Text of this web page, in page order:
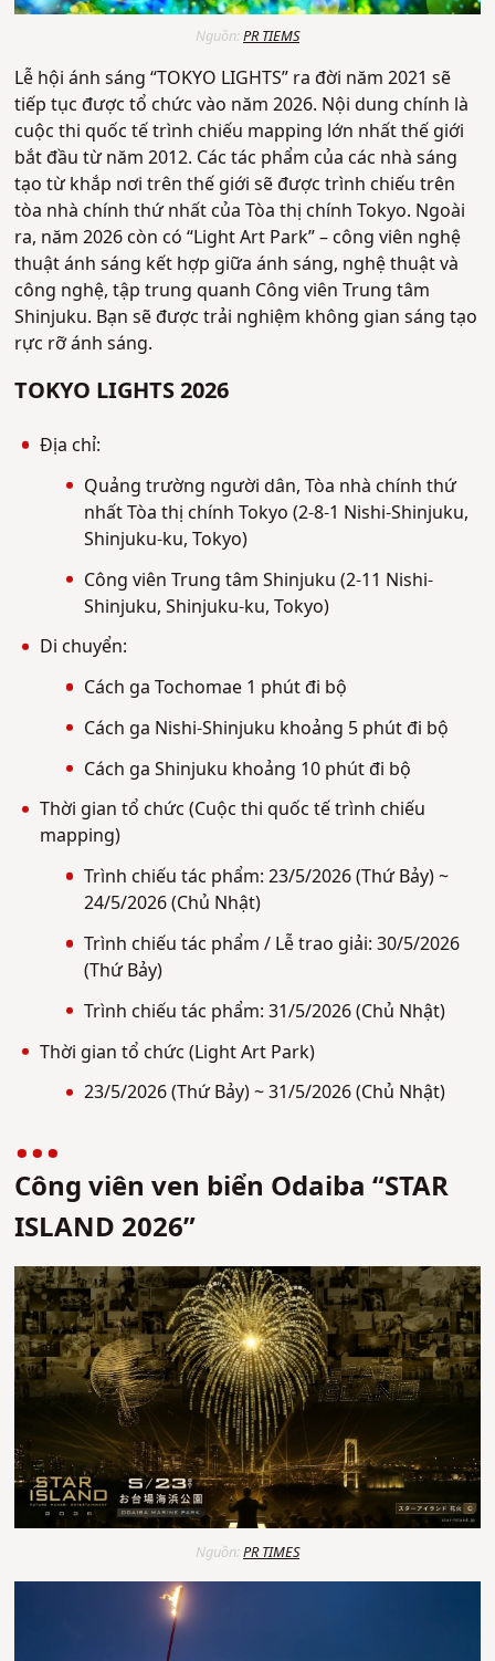
Nguồn:PR TIEMS
Lễ hội ánh sáng “TOKYO LIGHTS” ra đời năm 2021 sẽ
tiếp tục được tổ chức vào năm 2026. Nội dung chính là
cuộc thi quốc tế trình chiếu mapping lớn nhất thế giới
bắt đầu từ năm 2012. Các tác phẩm của các nhà sáng
tạo từ khắp nơi trên thế giới sẽ được trình chiếu trên
tòa nhà chính thứ nhất của Tòa thị chính Tokyo. Ngoài
ra, năm 2026 còn có “Light Art Park” – công viên nghệ
thuật ánh sáng kết hợp giữa ánh sáng, nghệ thuật và
công nghệ, tập trung quanh Công viên Trung tâm
Shinjuku. Bạn sẽ được trải nghiệm không gian sáng tạo
rực rỡ ánh sáng.
TOKYO LIGHTS 2026
Địa chỉ:
Quảng trường người dân, Tòa nhà chính thứ
nhất Tòa thị chính Tokyo (2-8-1 Nishi-Shinjuku,
Shinjuku-ku, Tokyo)
Công viên Trung tâm Shinjuku (2-11 Nishi-
Shinjuku, Shinjuku-ku, Tokyo)
Di chuyển:
Cách ga Tochomae 1 phút đi bộ
Cách ga Nishi-Shinjuku khoảng 5 phút đi bộ
Cách ga Shinjuku khoảng 10 phút đi bộ
Thời gian tổ chức (Cuộc thi quốc tế trình chiếu
mapping)
Trình chiếu tác phẩm: 23/5/2026 (Thứ Bảy) ~
24/5/2026 (Chủ Nhật)
Trình chiếu tác phẩm / Lễ trao giải: 30/5/2026
(Thứ Bảy)
Trình chiếu tác phẩm: 31/5/2026 (Chủ Nhật)
Thời gian tổ chức (Light Art Park)
23/5/2026 (Thứ Bảy) ~ 31/5/2026 (Chủ Nhật)
Công viên ven biển Odaiba “STAR
ISLAND 2026”
Nguồn:PR TIMES